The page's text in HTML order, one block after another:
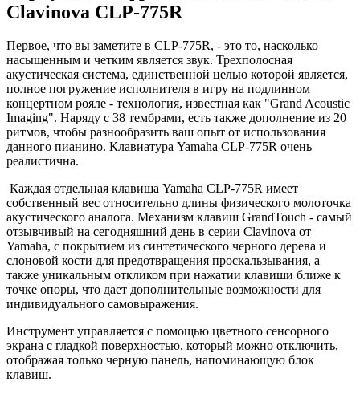
Clavinova CLP-775R
Первое, что вы заметите в CLP-775R, - это то, насколько
насыщенным и четким является звук. Трехполосная
акустическая система, единственной целью которой является,
полное погружение исполнителя в игру на подлинном
концертном рояле - технология, известная как "Grand Acoustic
Imaging". Наряду с 38 тембрами, есть также дополнение из 20
ритмов, чтобы разнообразить ваш опыт от использования
данного пианино. Клавиатура Yamaha CLP-775R очень
реалистична.
Каждая отдельная клавиша Yamaha CLP-775R имеет
собственный вес относительно длины физического молоточка
акустического аналога. Механизм клавиш GrandTouch - самый
отзывчивый на сегодняшний день в серии Clavinova от
Yamaha, с покрытием из синтетического черного дерева и
слоновой кости для предотвращения проскальзывания, а
также уникальным откликом при нажатии клавиши ближе к
точке опоры, что дает дополнительные возможности для
индивидуального самовыражения.
Инструмент управляется с помощью цветного сенсорного
экрана с гладкой поверхностью, который можно отключить,
отображая только черную панель, напоминающую блок
клавиш.